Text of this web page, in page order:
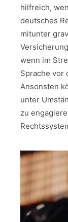
hilfreich,
deutsches
mitunter
wenn im
Sprache vor
Ansonsten
unter
zu